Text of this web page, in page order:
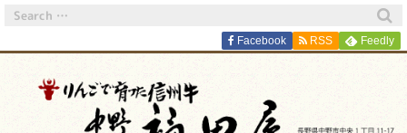
Facebook RSS Feedly